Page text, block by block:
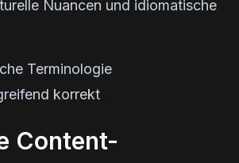
Nuancen und idiomatische
Terminologie
korrekt
Content-